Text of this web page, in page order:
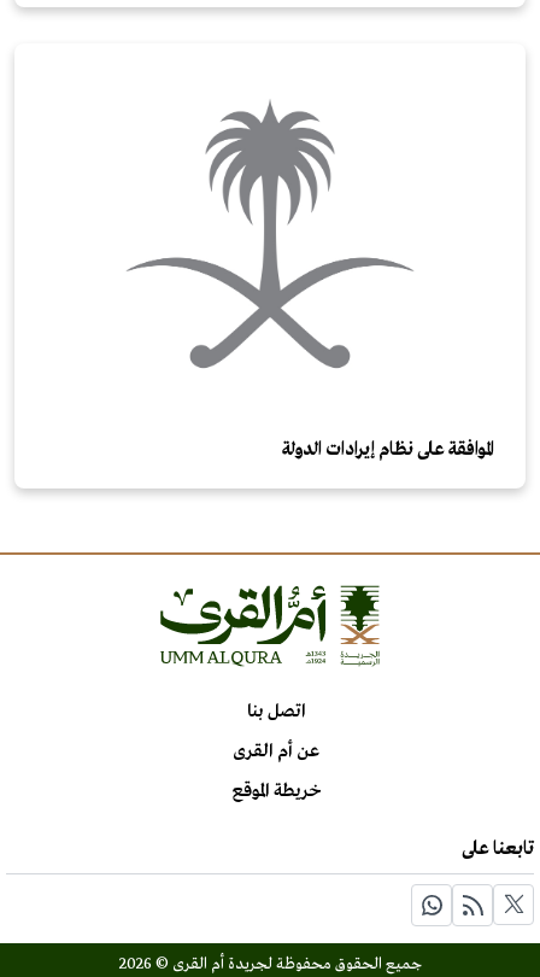
الموافقة على نظام إيرادات الدولة
اتصل بنا
عن أم القرى
خريطة الموقع
تابعنا على
جميع الحقوق محفوظة لجريدة أم القرى © 2026